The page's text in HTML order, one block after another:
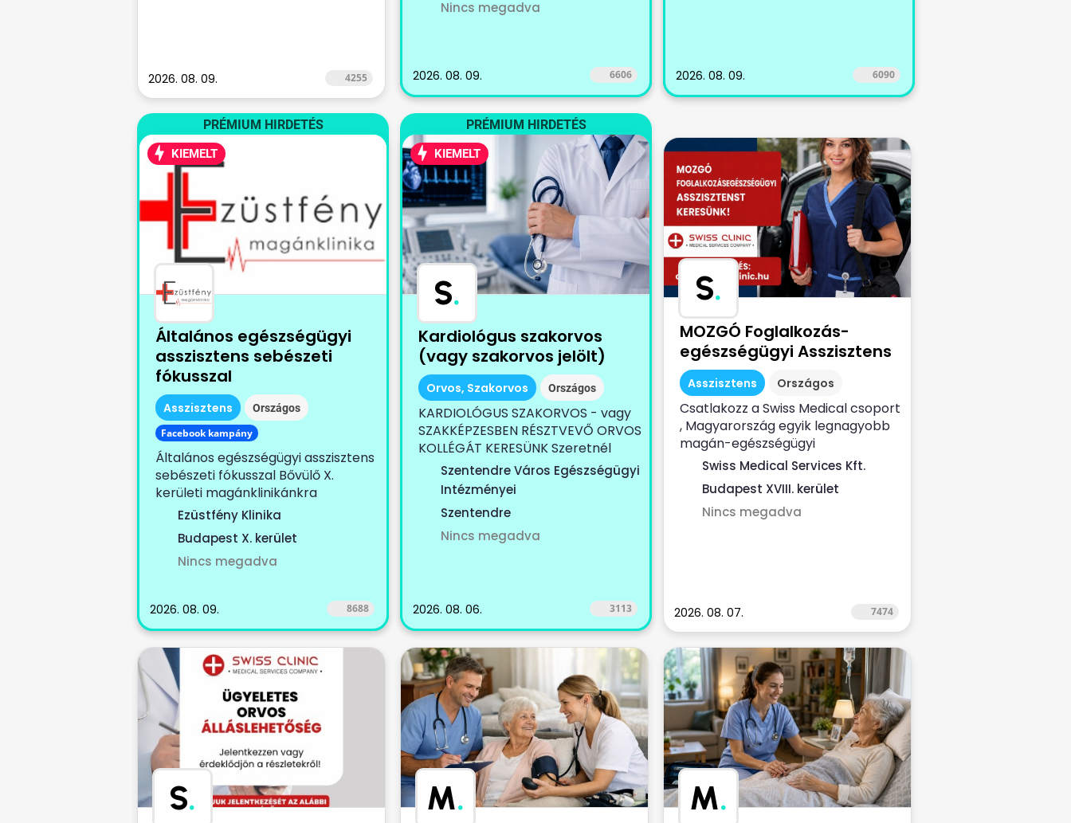
2026. 08. 09. 4255
Nincs megadva
2026. 08. 09. 6606 2026. 08. 09. 6090
PRÉMIUM HIRDETÉS
KIEMELT
Általános egészségügyi
asszisztens sebészeti
fókusszal
Asszisztens Országos
Facebook kampány
Általános egészségügyi asszisztens
sebészeti fókusszal Bővülő X.
kerületi magánklinikánkra
keresünk...
Ezüstfény Klinika
Budapest X. kerület
Nincs megadva
2026. 08. 09. 8688
PRÉMIUM HIRDETÉS
KIEMELT
S.
Kardiológus szakorvos
(vagy szakorvos jelölt)
Orvos, Szakorvos Országos
KARDIOLÓGUS SZAKORVOS - vagy
SZAKKÉPZESBEN RÉSZTVEVŐ ORVOS
KOLLÉGÁT KERESÜNK Szeretnél
egy...Szentendre Város Egészségügyi
Intézményei
Szentendre
Nincs megadva
2026. 08. 06. 3113
S.
MOZGÓ Foglalkozás-
egészségügyi Asszisztens
Asszisztens Országos
Csatlakozz a Swiss Medical csoport
, Magyarország egyik legnagyobb
magán-egészségügyi
szolgáltatójához ...
Swiss Medical Services Kft.
Budapest XVIII. kerület
Nincs megadva
2026. 08. 07. 7474
S. M. M.